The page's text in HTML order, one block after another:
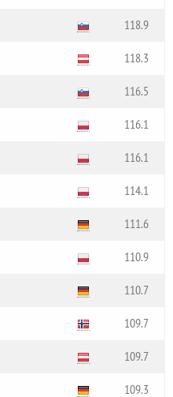
118.9
118.3
116.5
116.1
116.1
114.1
111.6
110.9
110.7
109.7
109.7
109.3